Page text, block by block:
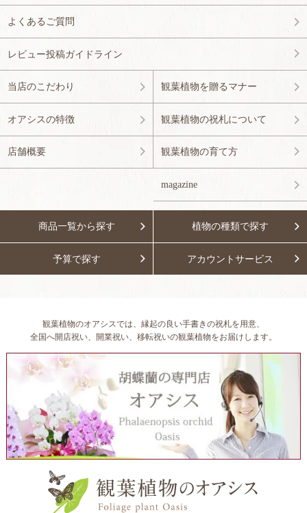
よくあるご質問
レビュー投稿ガイドライン
当店のこだわり
オアシスの特徴
店舗概要
観葉植物を贈るマナー
観葉植物の祝札について
観葉植物の育て方
magazine
商品一覧から探す 植物の種類で探す
予算で探す アカウントサービス
観葉植物のオアシスでは、縁起の良い手書きの祝札を用意、
全国へ開店祝い、開業祝い、移転祝いの観葉植物をお届けします。